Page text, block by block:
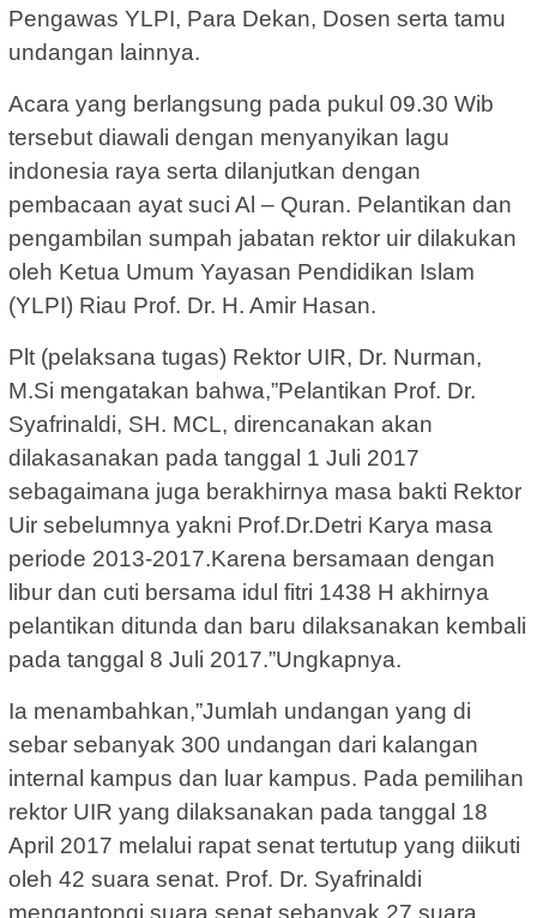
Pengawas YLPI, Para Dekan, Dosen serta tamu
undangan lainnya.
Acara yang berlangsung pada pukul 09.30 Wib
tersebut diawali dengan menyanyikan lagu
indonesia raya serta dilanjutkan dengan
pembacaan ayat suci Al – Quran. Pelantikan dan
pengambilan sumpah jabatan rektor uir dilakukan
oleh Ketua Umum Yayasan Pendidikan Islam
(YLPI) Riau Prof. Dr. H. Amir Hasan.
Plt (pelaksana tugas) Rektor UIR, Dr. Nurman,
M.Si mengatakan bahwa,”Pelantikan Prof. Dr.
Syafrinaldi, SH. MCL, direncanakan akan
dilakasanakan pada tanggal 1 Juli 2017
sebagaimana juga berakhirnya masa bakti Rektor
Uir sebelumnya yakni Prof.Dr.Detri Karya masa
periode 2013-2017.Karena bersamaan dengan
libur dan cuti bersama idul fitri 1438 H akhirnya
pelantikan ditunda dan baru dilaksanakan kembali
pada tanggal 8 Juli 2017.”Ungkapnya.
Ia menambahkan,”Jumlah undangan yang di
sebar sebanyak 300 undangan dari kalangan
internal kampus dan luar kampus. Pada pemilihan
rektor UIR yang dilaksanakan pada tanggal 18
April 2017 melalui rapat senat tertutup yang diikuti
oleh 42 suara senat. Prof. Dr. Syafrinaldi
mengantongi suara senat sebanyak 27 suara